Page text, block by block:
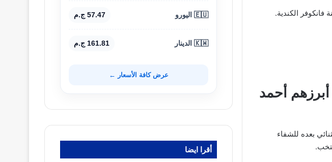
الكندية.
أحمد
بعده للشفاء
🇪🇺 اليورو 57.47 ج.م
🇰🇼 الدينار 161.81 ج.م
عرض كافة الأسعار ←
أقرا ايضا